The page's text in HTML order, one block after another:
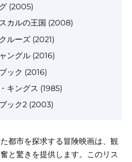
(2005)
カルの王国 (2008)
ルーズ (2021)
ングル (2016)
ック (2016)
キングス (1985)
ック2 (2003)
都市を探求する冒険映画は、観
と驚きを提供します。このリス